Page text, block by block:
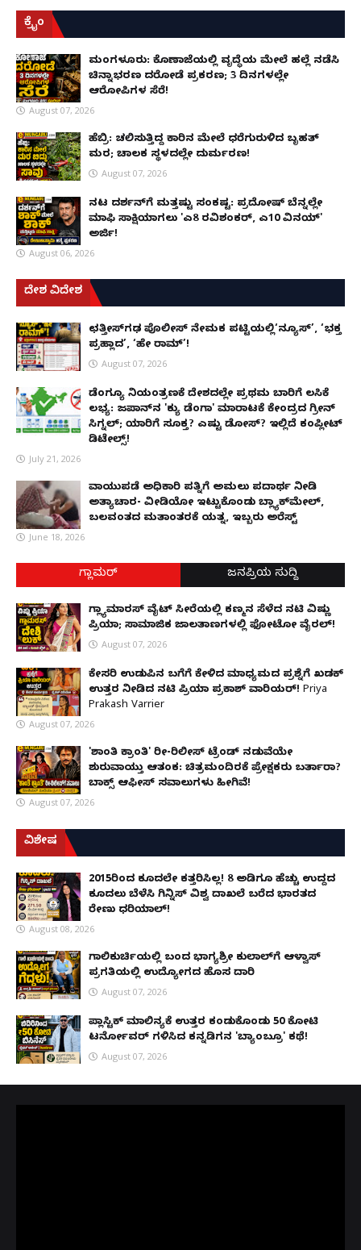
ಕ್ರೈಂ
ಮಂಗಳೂರು: ಕೊಣಾಜೆಯಲ್ಲಿ ವೃದ್ಧೆಯ ಮೇಲೆ ಹಲ್ಲೆ ನಡೆಸಿ
ಚಿನ್ನಾಭರಣ ದರೋಡೆ ಪ್ರಕರಣ; 3 ದಿನಗಳಲ್ಲೇ
ಆರೋಪಿಗಳ ಸೆರೆ!
August 07, 2026
ಹೆಬ್ರಿ: ಚಲಿಸುತ್ತಿದ್ದ ಕಾರಿನ ಮೇಲೆ ಧರೆಗುರುಳಿದ ಬೃಹತ್
ಮರ; ಚಾಲಕ ಸ್ಥಳದಲ್ಲೇ ದುರ್ಮರಣ!
August 07, 2026
ನಟ ದರ್ಶನ್‌ಗೆ ಮತ್ತಷ್ಟು ಸಂಕಷ್ಟ: ಪ್ರದೋಷ್ ಬೆನ್ನಲ್ಲೇ
ಮಾಫಿ ಸಾಕ್ಷಿಯಾಗಲು 'ಎ8 ರವಿಶಂಕರ್, ಎ10 ವಿನಯ್'
ಅರ್ಜಿ!
August 06, 2026
ದೇಶ ವಿದೇಶ
ಛತ್ತೀಸ್‌ಗಢ ಪೊಲೀಸ್ ನೇಮಕ ಪಟ್ಟಿಯಲ್ಲಿ‘ನ್ಯೂಸ್’, ‘ಭಕ್ತ
ಪ್ರಹ್ಲಾದ’, ‘ಹೇ ರಾಮ್’!
August 07, 2026
ಡೆಂಗ್ಯೂ ನಿಯಂತ್ರಣಕ್ಕೆ ದೇಶದಲ್ಲೇ ಪ್ರಥಮ ಬಾರಿಗೆ ಲಸಿಕೆ
ಲಭ್ಯ: ಜಪಾನ್‌ನ 'ಕ್ಯು ಡೆಂಗಾ' ಮಾರಾಟಕ್ಕೆ ಕೇಂದ್ರದ ಗ್ರೀನ್
ಸಿಗ್ನಲ್; ಯಾರಿಗೆ ಸೂಕ್ತ? ಎಷ್ಟು ಡೋಸ್? ಇಲ್ಲಿದೆ ಕಂಪ್ಲೀಟ್
ಡಿಟೇಲ್ಸ್!
July 21, 2026
ವಾಯುಪಡೆ ಅಧಿಕಾರಿ ಪತ್ನಿಗೆ ಅಮಲು ಪದಾರ್ಥ ನೀಡಿ
ಅತ್ಯಾಚಾರ- ವೀಡಿಯೋ ಇಟ್ಟುಕೊಂಡು ಬ್ಲ್ಯಾಕ್‌ಮೇಲ್,
ಬಲವಂತದ ಮತಾಂತರಕ್ಕೆ ಯತ್ನ, ಇಬ್ಬರು ಅರೆಸ್ಟ್
June 18, 2026
ಗ್ಲಾಮರ್ ಜನಪ್ರಿಯ ಸುದ್ದಿ
ಗ್ಲ್ಯಾಮಾರಸ್ ವೈಟ್‌ ಸೀರೆಯಲ್ಲಿ ಕಣ್ಮನ ಸೆಳೆದ ನಟಿ ವಿಷ್ಣು
ಪ್ರಿಯಾ; ಸಾಮಾಜಿಕ ಜಾಲತಾಣಗಳಲ್ಲಿ ಫೋಟೋ ವೈರಲ್!
August 07, 2026
ಕೇಸರಿ ಉಡುಪಿನ ಬಗೆಗೆ ಕೇಳಿದ ಮಾಧ್ಯಮದ ಪ್ರಶ್ನೆಗೆ ಖಡಕ್
ಉತ್ತರ ನೀಡಿದ ನಟಿ ಪ್ರಿಯಾ ಪ್ರಕಾಶ್ ವಾರಿಯರ್! Priya
Prakash Varrier
August 07, 2026
'ಶಾಂತಿ ಕ್ರಾಂತಿ' ರೀ-ರಿಲೀಸ್ ಟ್ರೆಂಡ್ ನಡುವೆಯೇ
ಶುರುವಾಯ್ತು ಆತಂಕ: ಚಿತ್ರಮಂದಿರಕ್ಕೆ ಪ್ರೇಕ್ಷಕರು ಬರ್ತಾರಾ?
ಬಾಕ್ಸ್ ಆಫೀಸ್ ಸವಾಲುಗಳು ಹೀಗಿವೆ!
August 07, 2026
ವಿಶೇಷ
2015ರಿಂದ ಕೂದಲೇ ಕತ್ತರಿಸಿಲ್ಲ! 8 ಅಡಿಗೂ ಹೆಚ್ಚು ಉದ್ದದ
ಕೂದಲು ಬೆಳೆಸಿ ಗಿನ್ನಿಸ್ ವಿಶ್ವ ದಾಖಲೆ ಬರೆದ ಭಾರತದ
ರೇಣು ಧರಿಯಾಲ್!
August 08, 2026
ಗಾಲಿಕುರ್ಚಿಯಲ್ಲಿ ಬಂದ ಭಾಗ್ಯಶ್ರೀ ಕುಲಾಲ್‌ಗೆ ಆಳ್ವಾಸ್
ಪ್ರಗತಿಯಲ್ಲಿ ಉದ್ಯೋಗದ ಹೊಸ ದಾರಿ
August 07, 2026
ಪ್ಲಾಸ್ಟಿಕ್ ಮಾಲಿನ್ಯಕ್ಕೆ ಉತ್ತರ ಕಂಡುಕೊಂಡು ₹50 ಕೋಟಿ
ಟರ್ನೋವರ್ ಗಳಿಸಿದ ಕನ್ನಡಿಗನ 'ಬ್ಯಾಂಬ್ರೂ' ಕಥೆ!
August 07, 2026